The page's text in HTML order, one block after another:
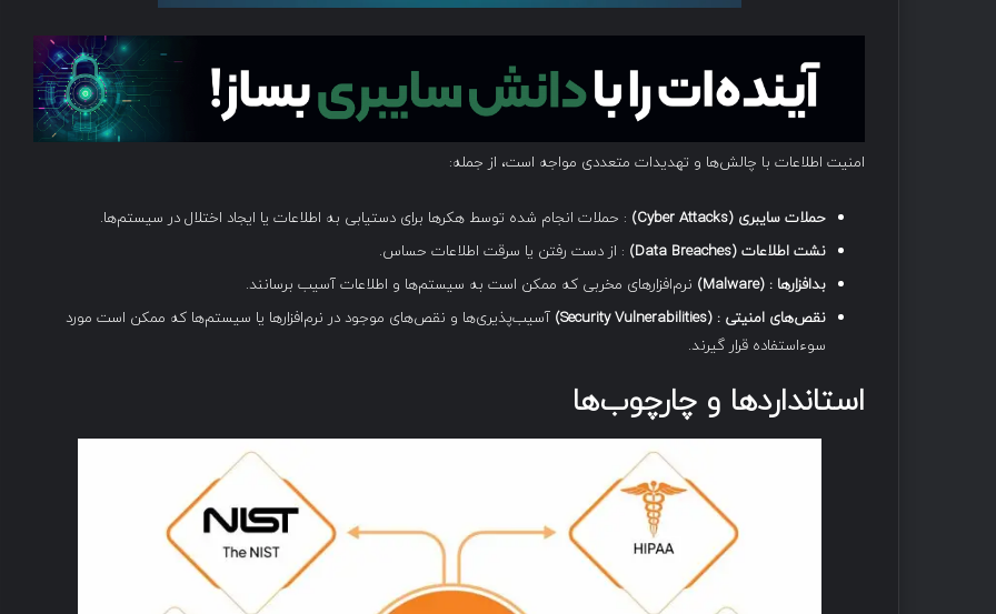
امنیت اطلاعات با چالش‌ها و تهدیدات متعددی مواجه است، از جمله:
حملات سایبری (Cyber Attacks)
: حملات انجام شده توسط هکرها برای دستیابی به اطلاعات یا ایجاد اختلال در سیستم‌ها.
نشت اطلاعات (Data Breaches)
: از دست رفتن یا سرقت اطلاعات حساس.
بدافزارها : (Malware)
نرم‌افزارهای مخربی که ممکن است به سیستم‌ها و اطلاعات آسیب برسانند.
نقص‌های امنیتی : (Security Vulnerabilities)
آسیب‌پذیری‌ها و نقص‌های موجود در نرم‌افزارها یا سیستم‌ها که ممکن است مورد
سوءاستفاده قرار گیرند.
استانداردها و چارچوب‌ها